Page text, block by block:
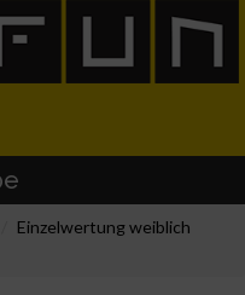
Einzelwertung weiblich